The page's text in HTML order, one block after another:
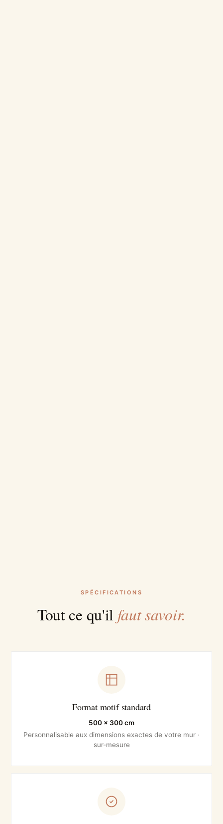
SPÉCIFICATIONS
Tout ce qu'il faut savoir.
Format motif standard
500 × 300 cm
Personnalisable aux dimensions exactes de votre mur ·
sur-mesure